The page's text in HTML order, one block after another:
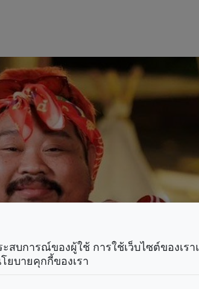
ะสบการณ์ของผู้ใช้ การใช้เว็บไซต์ของเร
บายคุกกี้ของเรา